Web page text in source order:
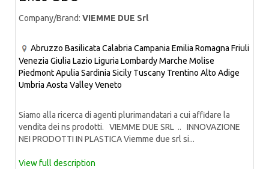
Company/Brand: VIEMME DUE Srl
Abruzzo Basilicata Calabria Campania Emilia Romagna Friuli
Venezia Giulia Lazio Liguria LombardyMarche Molise
PiedmontApulia Sardinia Sicily Tuscany Trentino Alto Adige
Umbria Aosta ValleyVeneto
Siamo alla ricerca di agenti plurimandatari a cui affidare la
vendita dei ns prodotti. VIEMME DUE SRL .. INNOVAZIONE
NEI PRODOTTI IN PLASTICA Viemme due srl si...
View full description